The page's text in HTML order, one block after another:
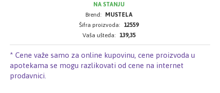
* Cene važe samo za online kupovinu, cene proizvoda u
apotekama se mogu razlikovati od cene na internet
prodavnici.
NA STANJU
Brend:
MUSTELA
Šifra proizvoda:
12559
Vaša ušteda:
139,35